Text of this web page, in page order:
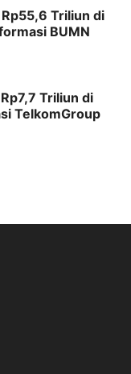
Triliun di
BUMN
Triliun di
TelkomGroup